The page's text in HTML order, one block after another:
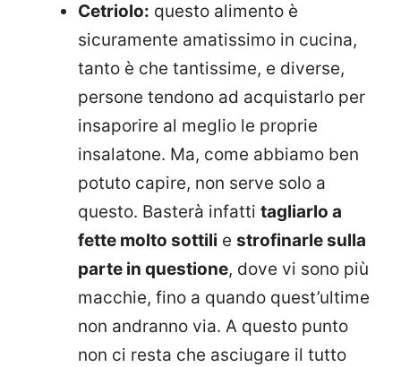
Cetriolo: questo alimento è
sicuramente amatissimo in cucina,
tanto è che tantissime, e diverse,
persone tendono ad acquistarlo per
insaporire al meglio le proprie
insalatone. Ma, come abbiamo ben
potuto capire, non serve solo a
questo. Basterà infatti tagliarlo a
fette molto sottili e strofinarle sulla
parte in questione, dove vi sono più
macchie, fino a quando quest’ultime
non andranno via. A questo punto
non ci resta che asciugare il tutto